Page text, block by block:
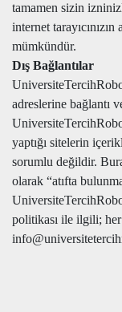
tamamen sizin
internet
mümkündür.
Dış Bağlantılar
adreslerine bağlantı
yaptığı sitelerin
sorumlu değildir.
olarak “atıfta
politikası ile ilgili;